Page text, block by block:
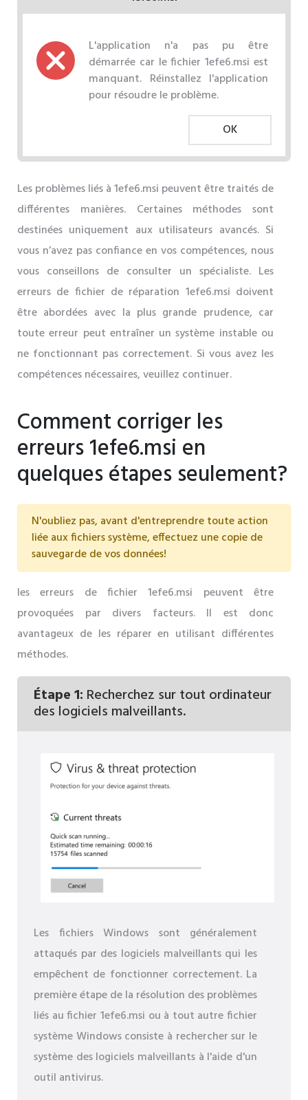
L'application n'a pas pu être
démarrée car le fichier 1efe6.msi est
manquant. Réinstallez l'application
pour résoudre le problème.
OK
Les problèmes liés à 1efe6.msi peuvent être traités de
différentes manières. Certaines méthodes sont
destinées uniquement aux utilisateurs avancés. Si
vous n’avez pas confiance en vos compétences, nous
vous conseillons de consulter un spécialiste. Les
erreurs de fichier de réparation 1efe6.msi doivent
être abordées avec la plus grande prudence, car
toute erreur peut entraîner un système instable ou
ne fonctionnant pas correctement. Si vous avez les
compétences nécessaires, veuillez continuer.
Comment corriger les
erreurs 1efe6.msi en
quelques étapes seulement?
N'oubliez pas, avant d'entreprendre toute action
liée aux fichiers système, effectuez une copie de
sauvegarde de vos données!
les erreurs de fichier 1efe6.msi peuvent être
provoquées par divers facteurs. Il est donc
avantageux de les réparer en utilisant différentes
méthodes.
Étape 1: Recherchez sur tout ordinateur
des logiciels malveillants.
Les fichiers Windows sont généralement
attaqués par des logiciels malveillants qui les
empêchent de fonctionner correctement. La
première étape de la résolution des problèmes
liés au fichier 1efe6.msi ou à tout autre fichier
système Windows consiste à rechercher sur le
système des logiciels malveillants à l'aide d'un
outil antivirus.